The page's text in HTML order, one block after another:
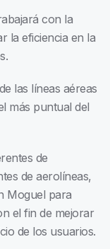
con la
la eficiencia en la
las líneas aéreas
más puntual del
de
de aerolíneas,
Moguel para
el fin de mejorar
de los usuarios.